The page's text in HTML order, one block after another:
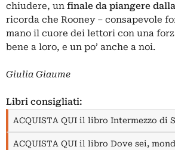
chiudere, un finale da piangere
ricorda che Rooney – consapevole
mano il cuore dei lettori con una
bene a loro, e un po’ anche a noi.
Giulia Giaume
Libri consigliati:
ACQUISTA QUI il libro Intermezzo di
ACQUISTA QUI il libro Dove sei,